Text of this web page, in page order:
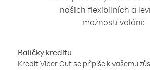
našich flexibilních a
možností volání:
Balíčky kreditu
Kredit Viber Out se připíše k vašemu